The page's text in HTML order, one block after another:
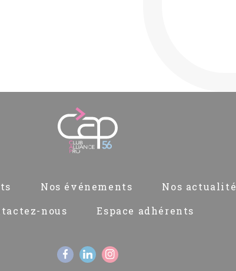
Nos événements Nos
nous
Espace adhérents